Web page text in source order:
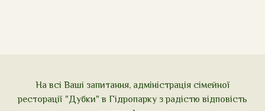
На всі Ваші запитання, адміністрація сімейної
ресторації "Дубки" в Гідропарку з радістю відповість